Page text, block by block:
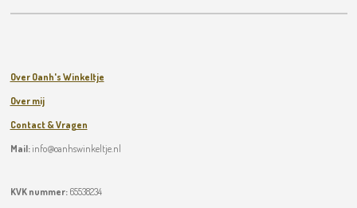
Over Oanh's Winkeltje
Over mij
Contact & Vragen
Mail:info@oanhswinkeltje.nl
KVK nummer: 65538234